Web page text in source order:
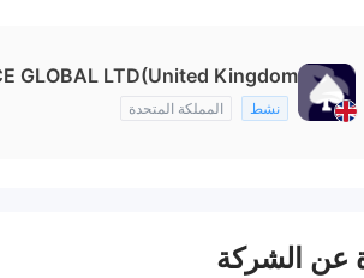
GLOBAL LTD(United Kingdom)
نشط المملكة المتحدة
عن الشركة